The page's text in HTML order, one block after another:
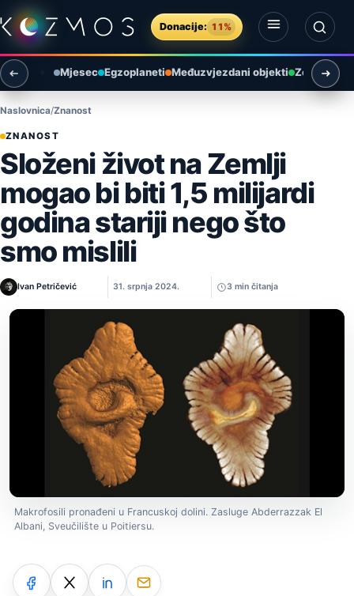
Preskoči na sadržaj
Donacije: 11%
Otvori izbornik
Otvori pretragu
Mjesec Egzoplaneti Međuzvjezdani objekti Zemlja i
Naslovnica Znanost
ZNANOST
Složeni život na Zemlji
mogao bi biti 1,5 milijardi
godina stariji nego što
smo mislili
Ivan Petričević 31. srpnja 2024. 3 min čitanja
Makrofosili pronađeni u Francuskoj dolini. Zasluge Abderrazzak El
Albani, Sveučilište u Poitiersu.